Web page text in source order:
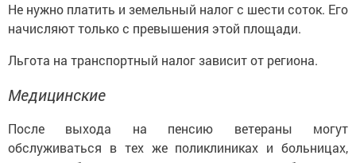
Не нужно платить и земельный налог с шести соток. Его
начисляют только с превышения этой площади.
Льгота на транспортный налог зависит от региона.
Медицинские
После выхода на пенсию ветераны могут
обслуживаться в тех же поликлиниках и больницах,